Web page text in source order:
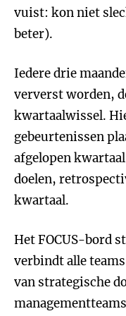
vuist: kon niet
beter).
Iedere drie
ververst worden,
kwartaalwissel.
gebeurtenissen
afgelopen
doelen,
kwartaal.
Het FOCUS-bord
verbindt alle
van strategische